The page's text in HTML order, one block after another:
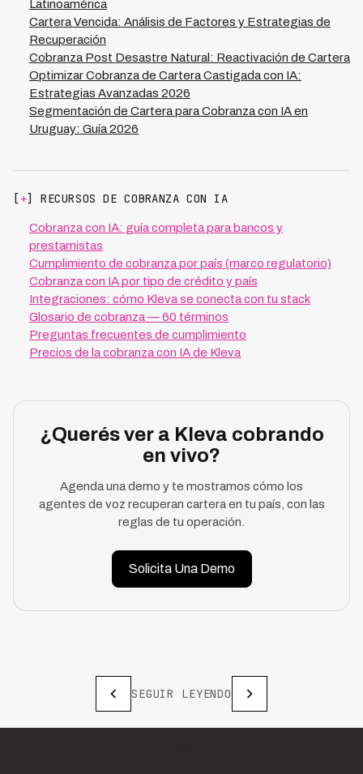
asegura que los mejores clientes reciban un trato
diferenciado que preserve la relación comercial a largo
plazo.
Latinoamérica
Cartera Vencida: Análisis de Factores y Estrategias de
Recuperación
Cobranza Post Desastre Natural: Reactivación de Cartera
Optimizar Cobranza de Cartera Castigada con IA:
Estrategias Avanzadas 2026
Segmentación de Cartera para Cobranza con IA en
Uruguay: Guía 2026
[+] RECURSOS DE COBRANZA CON IA
Cobranza con IA: guía completa para bancos y
prestamistas
Cumplimiento de cobranza por país (marco regulatorio)
Cobranza con IA por tipo de crédito y país
Integraciones: cómo Kleva se conecta con tu stack
Glosario de cobranza — 60 términos
Preguntas frecuentes de cumplimiento
Precios de la cobranza con IA de Kleva
¿Querés ver a Kleva cobrando
en vivo?
Agenda una demo y te mostramos cómo los
agentes de voz recuperan cartera en tu país, con las
reglas de tu operación.
Solicita Una Demo
SEGUIR LEYENDO